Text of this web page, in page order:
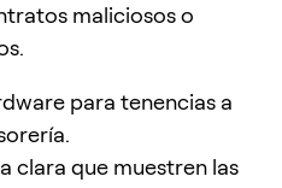
maliciosos o
para tenencias a
clara que muestren las